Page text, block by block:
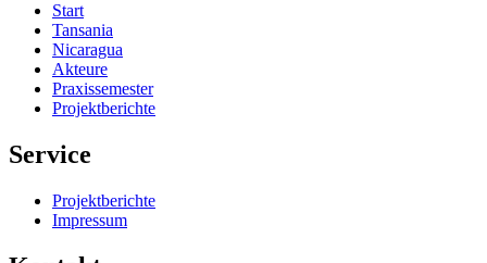
Start
Tansania
Nicaragua
Akteure
Praxissemester
Projektberichte
Service
Projektberichte
Impressum